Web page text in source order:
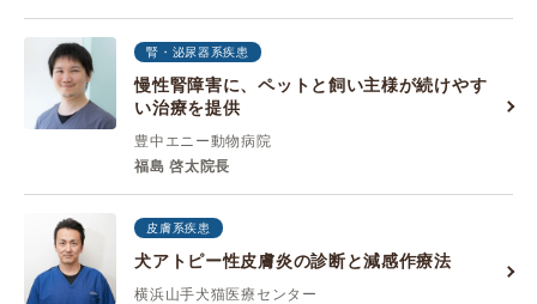
腎・泌尿器系疾患
慢性腎障害に、ペットと飼い主様が続けやす
い治療を提供
豊中エニー動物病院
福島 啓太院長
皮膚系疾患
犬アトピー性皮膚炎の診断と減感作療法
横浜山手犬猫医療センター